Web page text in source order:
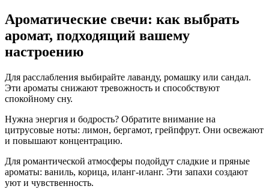
Ароматические свечи: как выбрать
аромат, подходящий вашему
настроению
Для расслабления выбирайте лаванду, ромашку или сандал.
Эти ароматы снижают тревожность и способствуют
спокойному сну.
Нужна энергия и бодрость? Обратите внимание на
цитрусовые ноты: лимон, бергамот, грейпфрут. Они освежают
и повышают концентрацию.
Для романтической атмосферы подойдут сладкие и пряные
ароматы: ваниль, корица, иланг-иланг. Эти запахи создают
уют и чувственность.